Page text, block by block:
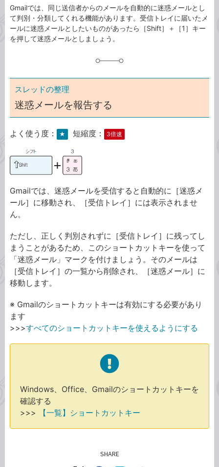
Gmailでは、同じ送信者からのメールを自動的に迷惑メールとし
て判別・分類してくれる機能があります。受信トレイに届いたメ
ールに迷惑メールとしたいものがあったら［Shift］＋［1］キー
を押して迷惑メールとしましょう。
スレッドの整理
迷惑メールを報告する
よく使う度： ★ 短縮度： 3倍速
Gmailでは、迷惑メールを受信すると自動的に［迷惑メ
ール］に移動され、［受信トレイ］には表示されませ
ん。
ただし、正しく判別されずに［受信トレイ］に残ってし
まうことがあるため、このショートカットキーを使って
「迷惑メール」マークを付けましょう。そのメールは
［受信トレイ］の一覧から削除され、［迷惑メール］に
移動します。
※ Gmailのショートカットキーは有効にする必要があり
ます
>>>すべてのショートカットキーを使えるようにする
Windows、Office、Gmailのショートカットキーを
確認する
>>> 【一覧】ショートカットキー
SHARE